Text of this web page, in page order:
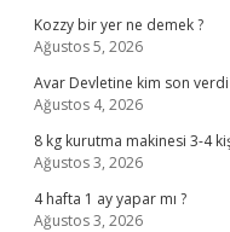
Kozzy bir yer ne demek ?
Ağustos 5, 2026
Avar Devletine kim son verdi
Ağustos 4, 2026
8 kg kurutma makinesi 3-4
Ağustos 3, 2026
4 hafta 1 ay yapar mı ?
Ağustos 3, 2026